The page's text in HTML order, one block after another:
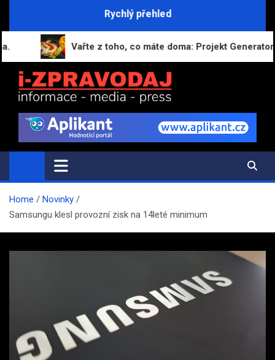
Rychlý přehled
Vařte z toho, co máte doma: Projekt
i-ZPRAVODAJ.CZ
Přehled zpráv, novinek a zajímavostí
Home
Novinky
Samsungu klesl provozní zisk na 14leté minimum